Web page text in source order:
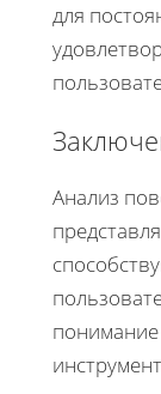
для
Анализ
понимание